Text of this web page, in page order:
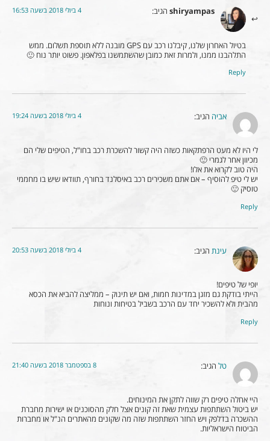
shiryampas הגיב: 4 ביולי 2018 בשעה 16:53
בטיול האחרון שלנו, קיבלנו רכב עם GPS מובנה ללא תוספת תשלום. ממש
התלהבנו ממנו, ולמרות זאת כמובן שהשתמשנו בפלאפון. פשוט יותר נוח 🙂
Reply
אביה הגיב: 4 ביולי 2018 בשעה 19:24
לי היו לא מעט הרפתקאות כשזה היה קשור להשכרת רכב בחו"ל, הטיפים שלי הם
מכיוון אחר לגמרי 🙂
היה טוב לקרוא את אלו!
יש לי טיפ להוסיף – אם אתם משכירים רכב באיסלנד בחורף, תוודאו שיש בו מחממי
טוסיק 🙂
Reply
עינת הגיב: 4 ביולי 2018 בשעה 20:53
יופי של טיפים!
הייתי בודקת גם מזגן במדינות חמות, ואם יש תינוק – ממליצה להביא את הכסא
מהבית ולא להשכיר יחד עם הרכב בשביל בטיחות ונוחות
Reply
טל הגיב: 8 בספטמבר 2018 בשעה 21:40
היי אחלה טיפים רק שווה לתקן את המינוחים.
יש ביטול השתתפות עצמית שאת זה קונים אצל חלק מהסוכנים או ישירות מחברת
ההשכרה בדלפק ויש החזר השתתפות שזה מה שקונים מהאתרים הנ"ל או מחברות
הביטוח הישראליות.